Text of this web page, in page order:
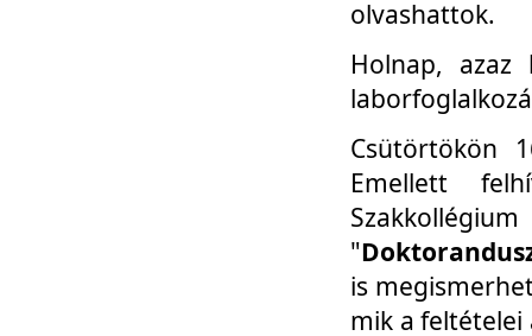
olvashattok.
Holnap, azaz
Csütörtökön
Emellett
"
is
mik a feltételei